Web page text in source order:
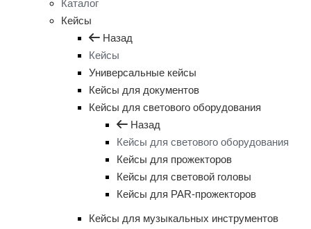
Каталог
Кейсы
Назад
Кейсы
Универсальные кейсы
Кейсы для документов
Кейсы для светового оборудования
Назад
Кейсы для светового оборудования
Кейсы для прожекторов
Кейсы для световой головы
Кейсы для PAR-прожекторов
Кейсы для музыкальных инструментов